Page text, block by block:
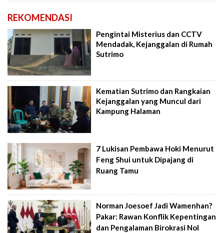
REKOMENDASI
Pengintai Misterius dan CCTV
Mendadak, Kejanggalan di Rumah
Sutrimo
Kematian Sutrimo dan Rangkaian
Kejanggalan yang Muncul dari
Kampung Halaman
7 Lukisan Pembawa Hoki Menurut
Feng Shui untuk Dipajang di
Ruang Tamu
Norman Joesoef Jadi Wamenhan?
Pakar: Rawan Konflik Kepentingan
dan Pengalaman Birokrasi Nol